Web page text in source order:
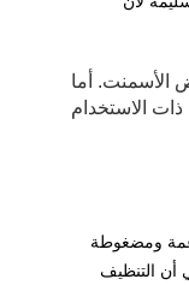
الأسمنت. أما
ذات الاستخدام
ومضغوطة
أن التنظيف